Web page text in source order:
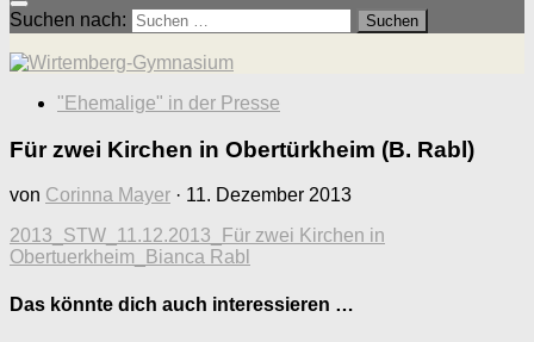
Suchen nach:
"Ehemalige" in der Presse
Für zwei Kirchen in Obertürkheim (B. Rabl)
von Corinna Mayer · 11. Dezember 2013
2013_STW_11.12.2013_Für zwei Kirchen in
Obertuerkheim_Bianca Rabl
Das könnte dich auch interessieren …